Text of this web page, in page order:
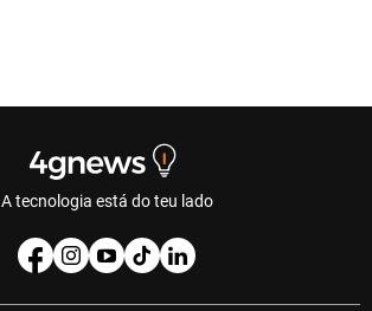
A tecnologia está do teu lado